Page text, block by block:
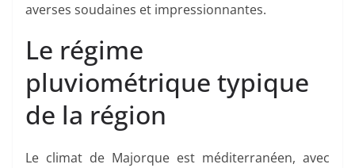
averses soudaines et impressionnantes.
Le régime
pluviométrique typique
de la région
Le climat de Majorque est méditerranéen, avec